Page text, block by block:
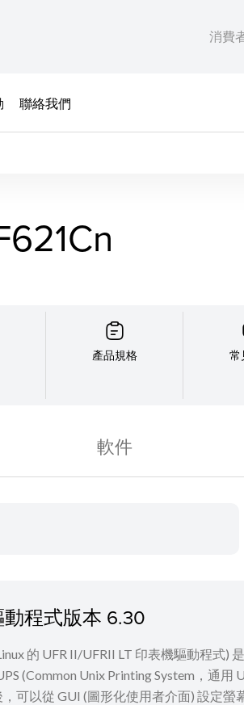
消費
聯絡我們
產品規格 常
軟件
動程式版本 6.30
的 UFR II/UFRII LT 印表機驅動程式)
(Common Unix Printing System，通用
可以從 GUI (圖形化使用者介面) 設定螢